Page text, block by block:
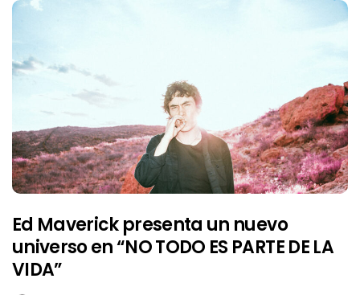
Ed Maverick presenta un nuevo
universo en “NO TODO ES PARTE DE LA
VIDA”